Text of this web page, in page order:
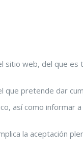
sitio web, del que es
pretende dar
así como
la aceptación